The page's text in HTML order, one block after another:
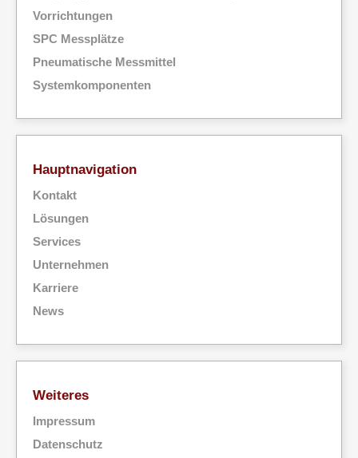
Vorrichtungen
SPC Messplätze
Pneumatische Messmittel
Systemkomponenten
Hauptnavigation
Kontakt
Lösungen
Services
Unternehmen
Karriere
News
Weiteres
Impressum
Datenschutz